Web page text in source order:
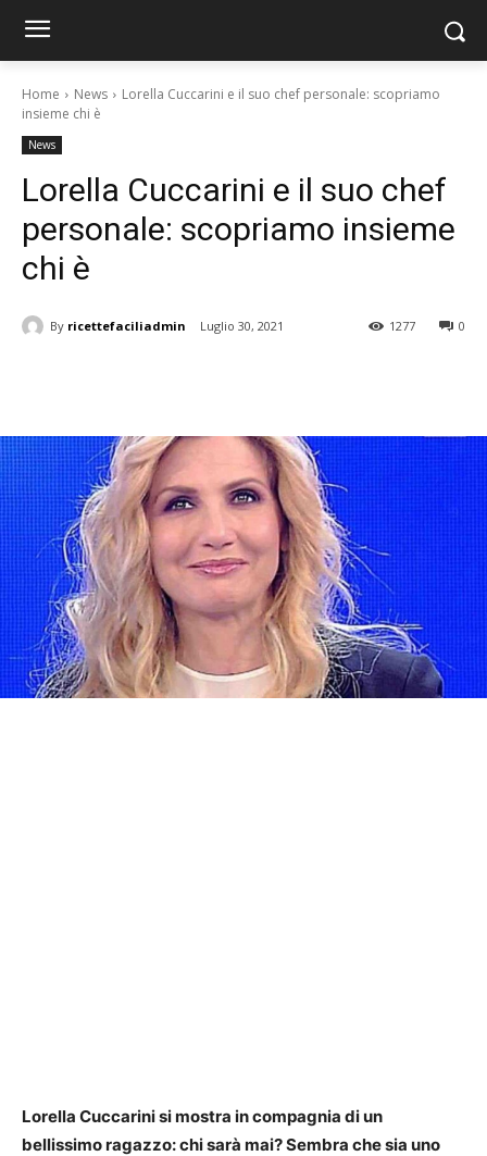
Home News
Lorella Cuccarini e il suo chef personale: scopriamo
insieme chi è
News
Lorella Cuccarini e il suo chef
personale: scopriamo insieme
chi è
By ricettefaciliadmin Luglio 30, 2021 0
1277
Lorella Cuccarini si mostra in compagnia di un
bellissimo ragazzo: chi sarà mai? Sembra che sia uno